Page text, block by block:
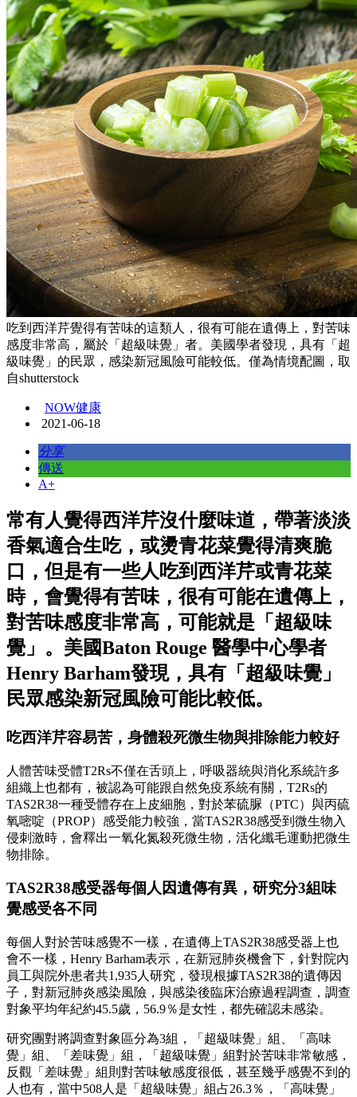
吃到西洋芹覺得有苦味的這類人，很有可能在遺傳上，對苦味
感度非常高，屬於「超級味覺」者。美國學者發現，具有「超
級味覺」的民眾，感染新冠風險可能較低。僅為情境配圖，取
自shutterstock
NOW健康
2021-06-18
分享
傳送
A+
常有人覺得西洋芹沒什麼味道，帶著淡淡
香氣適合生吃，或燙青花菜覺得清爽脆
口，但是有一些人吃到西洋芹或青花菜
時，會覺得有苦味，很有可能在遺傳上，
對苦味感度非常高，可能就是「超級味
覺」。美國Baton Rouge 醫學中心學者
Henry Barham發現，具有「超級味覺」
民眾感染新冠風險可能比較低。
吃西洋芹容易苦，身體殺死微生物與排除能力較好
人體苦味受體T2Rs不僅在舌頭上，呼吸器統與消化系統許多
組織上也都有，被認為可能跟自然免疫系統有關，T2Rs的
TAS2R38一種受體存在上皮細胞，對於苯硫脲（PTC）與丙硫
氧嘧啶（PROP）感受能力較強，當TAS2R38感受到微生物入
侵刺激時，會釋出一氧化氮殺死微生物，活化纖毛運動把微生
物排除。
TAS2R38感受器每個人因遺傳有異，研究分3組味
覺感受各不同
每個人對於苦味感覺不一樣，在遺傳上TAS2R38感受器上也
會不一樣，Henry Barham表示，在新冠肺炎機會下，針對院內
員工與院外患者共1,935人研究，發現根據TAS2R38的遺傳因
子，對新冠肺炎感染風險，與感染後臨床治療過程調查，調查
對象平均年紀約45.5歲，56.9％是女性，都先確認未感染。
研究團對將調查對象區分為3組，「超級味覺」組、「高味
覺」組、「差味覺」組，「超級味覺」組對於苦味非常敏感，
反觀「差味覺」組則對苦味敏感度很低，甚至幾乎感覺不到的
人也有，當中508人是「超級味覺」組占26.3％，「高味覺」